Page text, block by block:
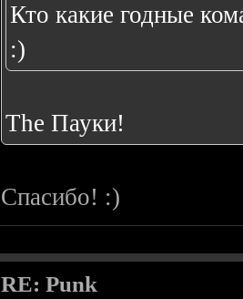
Кто какие годные
:)
The Пауки!
Спасибо! :)
RE: Punk